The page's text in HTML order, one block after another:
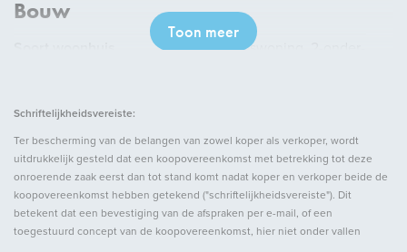
Bouw
Eengezinswoning, 2-onder-
Oppervlakten en inhoud
Woonoppervlakte
ca. 164m²
Toon meer
Schriftelijkheidsvereiste:
Ter bescherming van de belangen van zowel koper als verkoper, wordt
uitdrukkelijk gesteld dat een koopovereenkomst met betrekking tot deze
onroerende zaak eerst dan tot stand komt nadat koper en verkoper beide de
koopovereenkomst hebben getekend ("schriftelijkheidsvereiste"). Dit
betekent dat een bevestiging van de afspraken per e-mail, of een
toegestuurd concept van de koopovereenkomst, hier niet onder vallen